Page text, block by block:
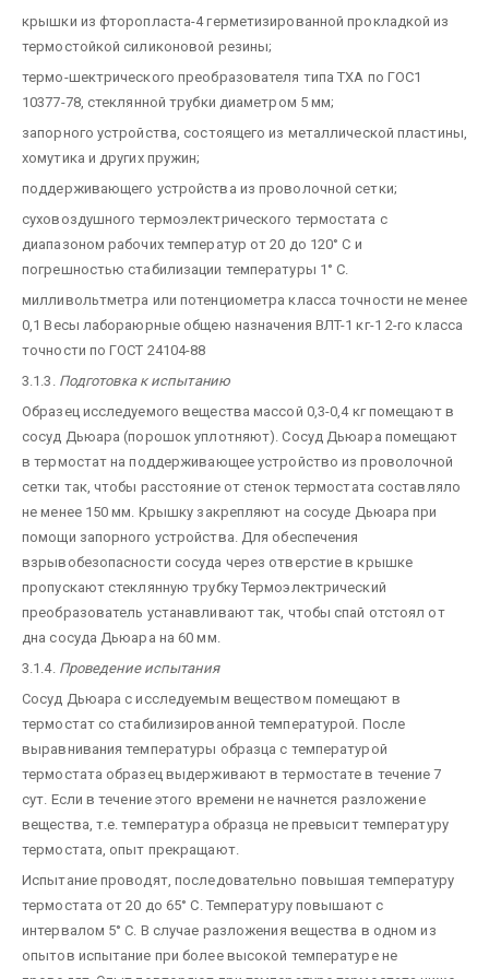
крышки из фторопласта-4 герметизированной прокладкой из
термостойкой силиконовой резины;
термо-шектрического преобразователя типа ТХА по ГОС1
10377-78, стеклянной трубки диаметром 5 мм;
запорного устройства, состоящего из металлической пластины,
хомутика и других пружин;
поддерживающего устройства из проволочной сетки;
суховоздушного термоэлектрического термостата с
диапазоном рабочих температур от 20 до 120° С и
погрешностью стабилизации температуры 1° С.
милливольтметра или потенциометра класса точности не менее
0,1 Весы лабораюрные общею назначения BЛT-1 кг-1 2-го класса
точности по ГОСТ 24104-88
3.1.3. Подготовка к испытанию
Образец исследуемого вещества массой 0,3-0,4 кг помещают в
сосуд Дьюара (порошок уплотняют). Сосуд Дьюара помещают
в термостат на поддерживающее устройство из проволочной
сетки так, чтобы расстояние от стенок термостата составляло
не менее 150 мм. Крышку закрепляют на сосуде Дьюара при
помощи запорного устройства. Для обеспечения
взрывобезопасности сосуда через отверстие в крышке
пропускают стеклянную трубку Термоэлектрический
преобразователь устанавливают так, чтобы спай отстоял от
дна сосуда Дьюара на 60 мм.
3.1.4. Проведение испытания
Сосуд Дьюара с исследуемым веществом помещают в
термостат со стабилизированной температурой. После
выравнивания температуры образца с температурой
термостата образец выдерживают в термостате в течение 7
сут. Если в течение этого времени не начнется разложение
вещества, т.е. температура образца не превысит температуру
термостата, опыт прекращают.
Испытание проводят, последовательно повышая температуру
термостата от 20 до 65° С. Температуру повышают с
интервалом 5° С. В случае разложения вещества в одном из
опытов испытание при более высокой температуре не